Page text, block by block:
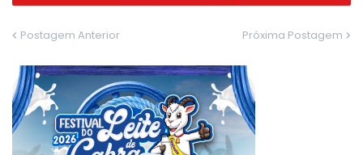
Postagem Anterior Próxima Postagem